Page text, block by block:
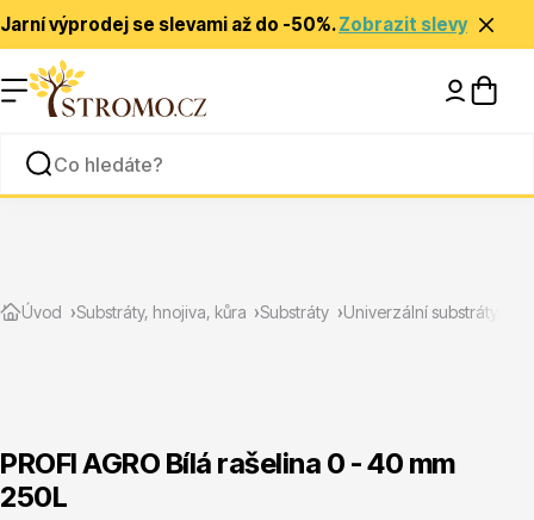
Jarní výprodej se slevami až do -50%.Zobrazit slevy
Rady a tipy
Zlevněné
Jehličnany
Úvod Substráty, hnojiva, kůra Substráty Univerzální substráty
PROFI AGRO Bílá rašelina 0 - 40 mm
250L